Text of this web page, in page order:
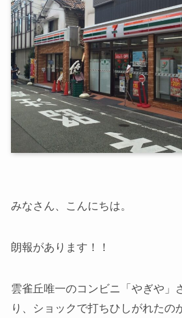
みなさん、こんにちは。
朗報があります！！
雲雀丘唯一のコンビニ「やぎや」
り、ショックで打ちひしがれたの